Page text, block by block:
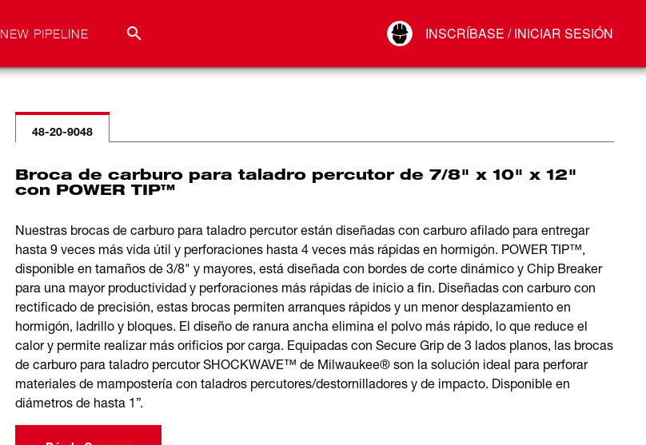
NEW PIPELINE INSCRÍBASE / INICIAR SESIÓN
Conectar
48-20-9048
Broca de carburo para taladro percutor de 7/8" x 10" x 12"
con POWER TIP™
Nuestras brocas de carburo para taladro percutor están diseñadas con carburo afilado para entregar
hasta 9 veces más vida útil y perforaciones hasta 4 veces más rápidas en hormigón. POWER TIP™,
disponible en tamaños de 3/8" y mayores, está diseñada con bordes de corte dinámico y Chip Breaker
para una mayor productividad y perforaciones más rápidas de inicio a fin. Diseñadas con carburo con
rectificado de precisión, estas brocas permiten arranques rápidos y un menor desplazamiento en
hormigón, ladrillo y bloques. El diseño de ranura ancha elimina el polvo más rápido, lo que reduce el
calor y permite realizar más orificios por carga. Equipadas con Secure Grip de 3 lados planos, las brocas
de carburo para taladro percutor SHOCKWAVE™ de Milwaukee® son la solución ideal para perforar
materiales de mampostería con taladros percutores/destornilladores y de impacto. Disponible en
diámetros de hasta 1”.